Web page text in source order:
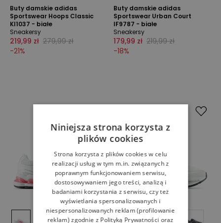
Buty damskie adidas
Sportswear Hoops Classic
KI1037 - białe
Sneakersy
219,99 zł 279,99 zł
-21%
Buty damskie adidas
Sportswear Urban Court
IF9787 - białe
Sneakersy
179,99 zł 219,99 zł
-18%
Niniejsza strona korzysta z
plików cookies
Strona korzysta z plików cookies w celu
realizacji usług w tym m.in. związanych z
poprawnym funkcjonowaniem serwisu,
dostosowywaniem jego treści, analizą i
badaniami korzystania z serwisu, czy też
wyświetlania spersonalizowanych i
niespersonalizowanych reklam (profilowanie
reklam) zgodnie z Polityką Prywatności oraz